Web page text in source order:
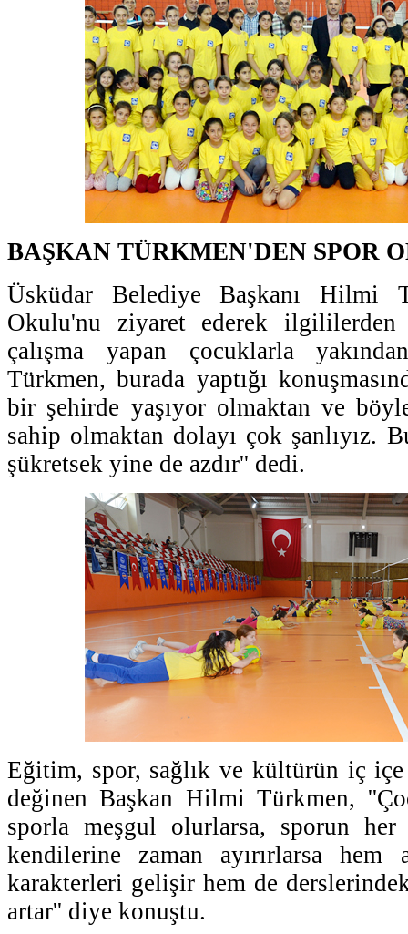
BAŞKAN TÜRKMEN'DEN SPOR
Üsküdar Belediye Başkanı Hilmi
Okulu'nu ziyaret ederek
çalışma yapan çocuklarla
Türkmen, burada yaptığı
bir şehirde yaşıyor olmaktan ve
sahip olmaktan dolayı çok şanlıyız.
şükretsek yine de azdır'' dedi.
Eğitim, spor, sağlık ve kültürün iç
değinen Başkan Hilmi Türkmen,
sporla meşgul olurlarsa, sporun
kendilerine zaman ayırırlarsa hem
karakterleri gelişir hem de
artar'' diye konuştu.